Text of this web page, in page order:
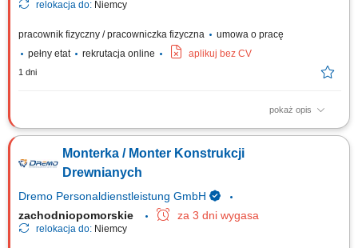
relokacja do: Niemcy
pracownik fizyczny / pracowniczka fizyczna
umowa o pracę
pełny etat
rekrutacja online aplikuj bez CV
1 dni
pokaż opis
Twoje zadania: Produkcja i montaż wyposażenia dla sklepów oraz
po końcowy montaż; Wykonywanie elementów stolarskich zgodnie z
rysunkiem technicznym; Obsługa nowoczesnych urządzeń i maszyn do
Monterka / Monter Konstrukcji
Drewnianych
Dremo Personaldienstleistung GmbH
zachodniopomorskie
za 3 dni wygasa
relokacja do: Niemcy